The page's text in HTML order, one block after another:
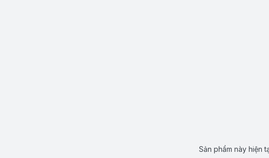
Sản phẩm này hiện